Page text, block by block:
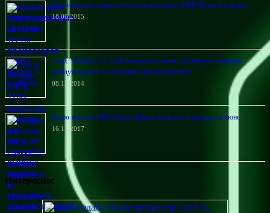
Опубликованы цены и тесты процессоров AMD Ryzen 2 в играх
18.06.2015
Слух: Nvidia GTX 1180 выпустят в июле, а в августе-сентябре
выйдут модели от сторонних производителей
08.12.2014
Ретро-консоль NES Classic Edition вернется в продажу в июне
16.11.2017
Интересное